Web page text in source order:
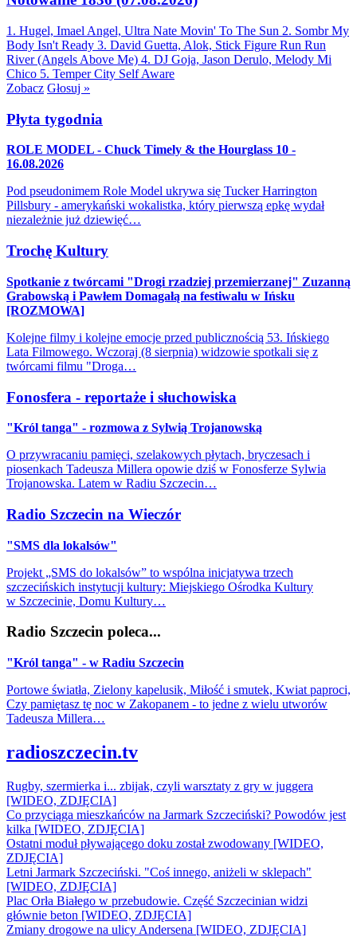
1. Hugel, Imael Angel, Ultra Nate Movin' To The Sun 2. Sombr My
Body Isn't Ready 3. David Guetta, Alok, Stick Figure Run Run
River (Angels Above Me) 4. DJ Goja, Jason Derulo, Melody Mi
Chico 5. Temper City Self Aware
Zobacz Głosuj »
Płyta tygodnia
ROLE MODEL - Chuck Timely & the Hourglass 10 -
16.08.2026
Pod pseudonimem Role Model ukrywa się Tucker Harrington
Pillsbury - amerykański wokalistka, który pierwszą epkę wydał
niezależnie już dziewięć…
Trochę Kultury
Spotkanie z twórcami "Drogi rzadziej przemierzanej" Zuzanną
Grabowską i Pawłem Domagałą na festiwalu w Ińsku
[ROZMOWA]
Kolejne filmy i kolejne emocje przed publicznością 53. Ińskiego
Lata Filmowego. Wczoraj (8 sierpnia) widzowie spotkali się z
twórcami filmu "Droga…
Fonosfera - reportaże i słuchowiska
"Król tanga" - rozmowa z Sylwią Trojanowską
O przywracaniu pamięci, szelakowych płytach, bryczesach i
piosenkach Tadeusza Millera opowie dziś w Fonosferze Sylwia
Trojanowska. Latem w Radiu Szczecin…
Radio Szczecin na Wieczór
"SMS dla lokalsów"
Projekt „SMS do lokalsów” to wspólna inicjatywa trzech
szczecińskich instytucji kultury: Miejskiego Ośrodka Kultury
w Szczecinie, Domu Kultury…
Radio Szczecin poleca...
"Król tanga" - w Radiu Szczecin
Portowe światła, Zielony kapelusik, Miłość i smutek, Kwiat paproci,
Czy pamiętasz tę noc w Zakopanem - to jedne z wielu utworów
Tadeusza Millera…
radioszczecin.tv
Rugby, szermierka i... zbijak, czyli warsztaty z gry w juggera
[WIDEO, ZDJĘCIA]
Co przyciąga mieszkańców na Jarmark Szczeciński? Powodów jest
kilka [WIDEO, ZDJĘCIA]
Ostatni moduł pływającego doku został zwodowany [WIDEO,
ZDJĘCIA]
Letni Jarmark Szczeciński. "Coś innego, aniżeli w sklepach"
[WIDEO, ZDJĘCIA]
Plac Orła Białego w przebudowie. Część Szczecinian widzi
głównie beton [WIDEO, ZDJĘCIA]
Zmiany drogowe na ulicy Andersena [WIDEO, ZDJĘCIA]